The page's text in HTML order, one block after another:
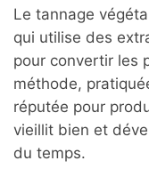
Le tannage
qui utilise des
pour convertir les
méthode,
réputée pour
vieillit bien et
du temps.